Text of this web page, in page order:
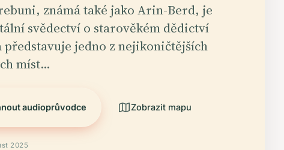
známá také jako Arin-Berd, je
svědectví o starověkém dědictví
představuje jedno z nejikoničtějších
míst…
audioprůvodce Zobrazit mapu
2025